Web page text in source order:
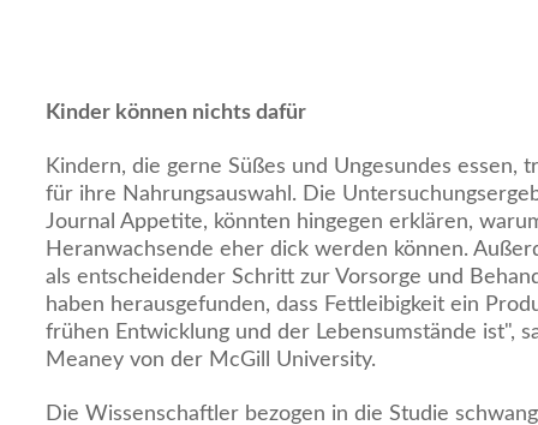
Kinder können nichts dafür
Kindern, die gerne Süßes und Ungesundes essen,
für ihre Nahrungsauswahl. Die
Journal Appetite, könnten hingegen erklären,
Heranwachsende eher dick werden können.
als entscheidender Schritt zur Vorsorge und
haben herausgefunden, dass Fettleibigkeit ein
frühen Entwicklung und der Lebensumstände ist",
Meaney von der McGill University.
Die Wissenschaftler bezogen in die Studie